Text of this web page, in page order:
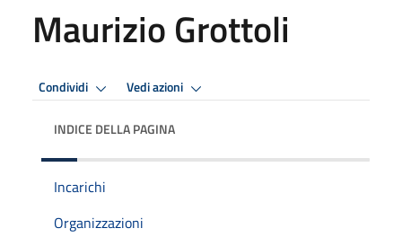
Maurizio Grottoli
Condividi Vedi azioni
INDICE DELLA PAGINA
Incarichi
Organizzazioni